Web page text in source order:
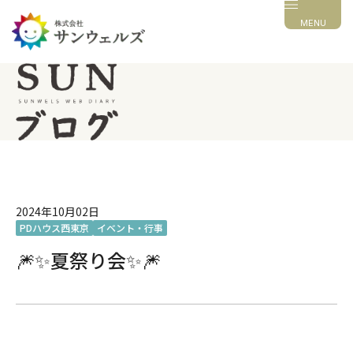
MENU
2024年10月02日
PDハウス西東京 イベント・行事
🎆✨夏祭り会✨🎆